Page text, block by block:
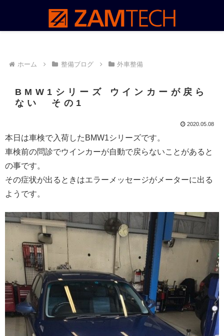
ホーム 整備ブログ 外車整備
BMW1シリーズ ウインカーが戻ら
ない その1
2020.05.08
本日は車検で入荷したBMW1シリーズです。
車検前の問診でウインカーが自動で戻らないことがあると
の事です。
その症状が出るときはエラーメッセージがメーターに出る
ようです。